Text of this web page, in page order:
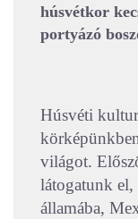
húsvétkor
portyázó
Húsvéti
világot.
látogatunk
államába,